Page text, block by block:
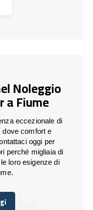
Noleggio
a Fiume
eccezionale di
dove comfort e
oggi per
perché migliaia di
loro esigenze di